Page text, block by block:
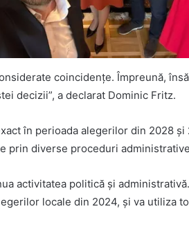
coincidențe. Împreună,
decizii”, a declarat Dominic Fritz.
în perioada alegerilor din 2028 și
prin diverse proceduri
activitatea politică și
locale din 2024, și va utiliza